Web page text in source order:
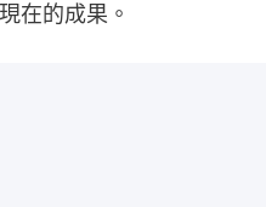
在的成果。